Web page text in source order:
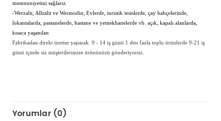
memnuniyetini sağlarız.
-Werzalit, Allzalit ve Wermodin; Evlerde, turistik tesislerde, çay bahçelerinde,
lokantalarda, pastanelerde, hastane ve yemekhanelerde vb. açık, kapalı alanlarda,
kısaca yaşanılan
Fabrikadan direkt üretim yaparak 9 - 14 iş günü 1 den fazla toplu ürünlerde 9-21 iş
günü içinde siz müşterilerimize ürününüzü gönderiyoruz.
Yorumlar (0)